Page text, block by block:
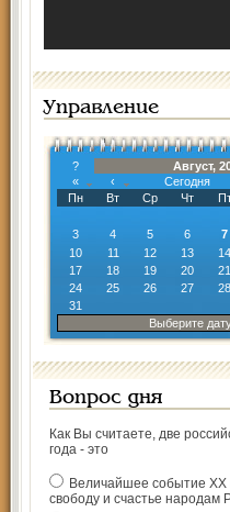
Управление
?
Август,
«
‹ Сегодня
Пн
Вт Ср Чт
3
4 5 6 7
10
11 12 13 14
17
18 19 20 21
24
25 26 27 28
31
Выберите
Вопрос дня
Как Вы считаете, две
года - это
Величайшее событие ХХ
свободу и счастье народам